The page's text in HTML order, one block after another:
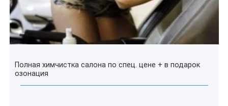
Полная химчистка салона по спец. цене + в подарок
озонация